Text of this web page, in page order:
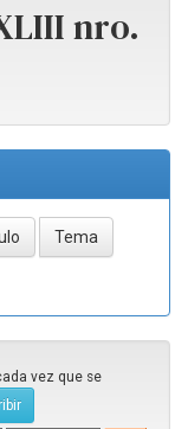
nro.
vez que se